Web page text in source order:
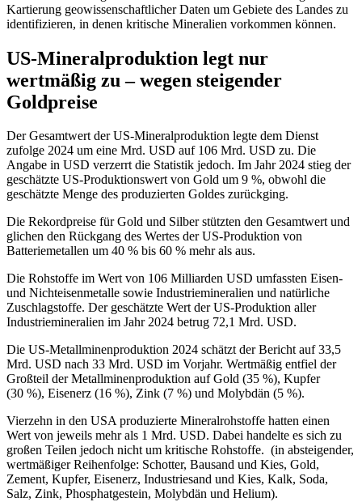
Kartierung geowissenschaftlicher Daten um Gebiete des Landes zu
identifizieren, in denen kritische Mineralien vorkommen können.
US-Mineralproduktion legt nur
wertmäßig zu – wegen steigender
Goldpreise
Der Gesamtwert der US-Mineralproduktion legte dem Dienst
zufolge 2024 um eine Mrd. USD auf 106 Mrd. USD zu. Die
Angabe in USD verzerrt die Statistik jedoch. Im Jahr 2024 stieg der
geschätzte US-Produktionswert von Gold um 9 %, obwohl die
geschätzte Menge des produzierten Goldes zurückging.
Die Rekordpreise für Gold und Silber stützten den Gesamtwert und
glichen den Rückgang des Wertes der US-Produktion von
Batteriemetallen um 40 % bis 60 % mehr als aus.
Die Rohstoffe im Wert von 106 Milliarden USD umfassten Eisen-
und Nichteisenmetalle sowie Industriemineralien und natürliche
Zuschlagstoffe. Der geschätzte Wert der US-Produktion aller
Industriemineralien im Jahr 2024 betrug 72,1 Mrd. USD.
Die US-Metallminenproduktion 2024 schätzt der Bericht auf 33,5
Mrd. USD nach 33 Mrd. USD im Vorjahr. Wertmäßig entfiel der
Großteil der Metallminenproduktion auf Gold (35 %), Kupfer
(30 %), Eisenerz (16 %), Zink (7 %) und Molybdän (5 %).
Vierzehn in den USA produzierte Mineralrohstoffe hatten einen
Wert von jeweils mehr als 1 Mrd. USD. Dabei handelte es sich zu
großen Teilen jedoch nicht um kritische Rohstoffe. (in absteigender,
wertmäßiger Reihenfolge: Schotter, Bausand und Kies, Gold,
Zement, Kupfer, Eisenerz, Industriesand und Kies, Kalk, Soda,
Salz, Zink, Phosphatgestein, Molybdän und Helium).